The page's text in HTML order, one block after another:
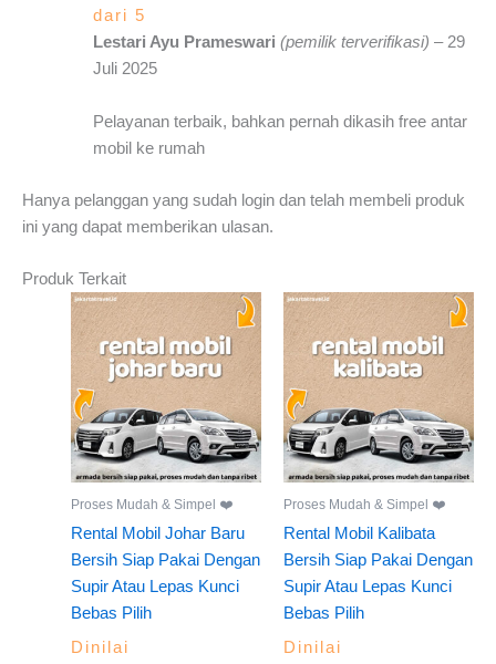
dari 5
Lestari Ayu Prameswari (pemilik terverifikasi) – 29
Juli 2025
Pelayanan terbaik, bahkan pernah dikasih free antar
mobil ke rumah
Hanya pelanggan yang sudah login dan telah membeli produk
ini yang dapat memberikan ulasan.
Produk Terkait
Proses Mudah & Simpel ❤️
Rental Mobil Johar Baru
Bersih Siap Pakai Dengan
Supir Atau Lepas Kunci
Bebas Pilih
Dinilai
Proses Mudah & Simpel ❤️
Rental Mobil Kalibata
Bersih Siap Pakai Dengan
Supir Atau Lepas Kunci
Bebas Pilih
Dinilai